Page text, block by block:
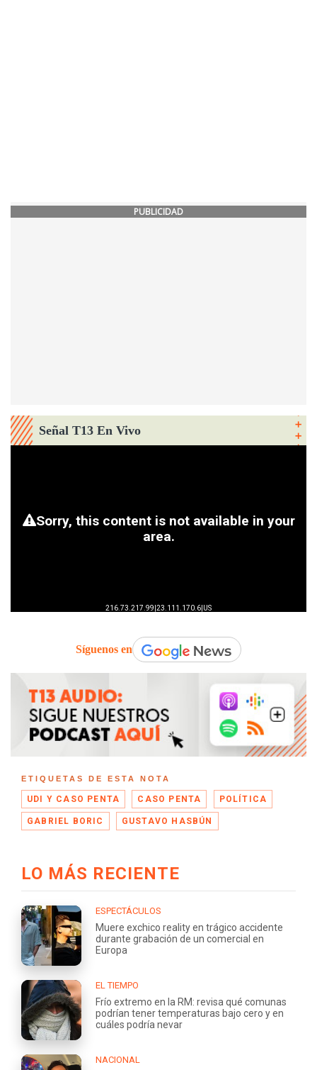
PUBLICIDAD
Señal T13 En Vivo
Síguenos en
ETIQUETAS DE ESTA NOTA
UDI Y CASO PENTA CASO PENTA POLÍTICA
GABRIEL BORIC GUSTAVO HASBÚN
LO MÁS RECIENTE
ESPECTÁCULOS
Muere exchico reality en trágico accidente
durante grabación de un comercial en
Europa
EL TIEMPO
Frío extremo en la RM: revisa qué comunas
podrían tener temperaturas bajo cero y en
cuáles podría nevar
NACIONAL